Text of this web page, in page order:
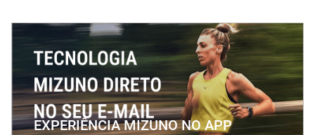
EXPERIÊNCIA MIZUNO NO APP